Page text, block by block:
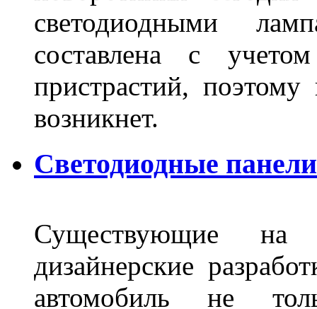
светодиодными
составлена с
пристрастий,
возникнет.
Светодиодные
Существующие
дизайнерские
автомобиль не